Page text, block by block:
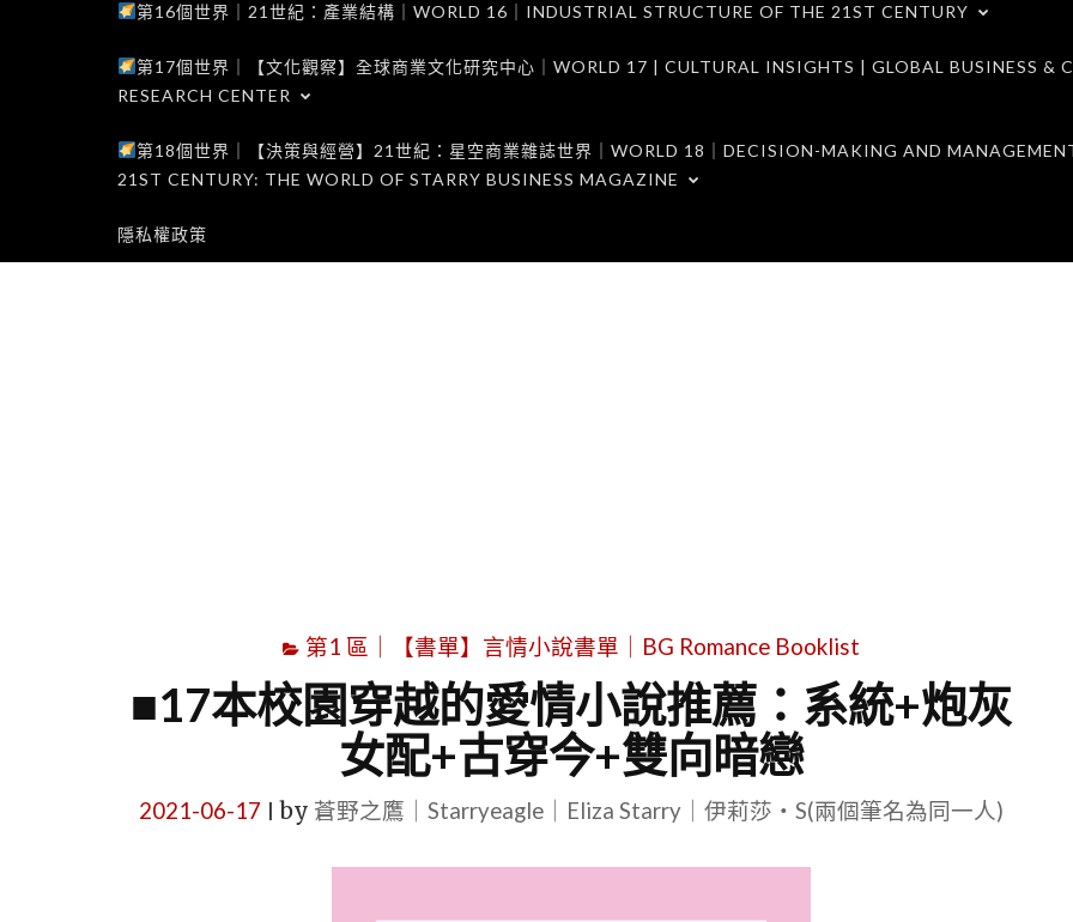
第16個世界｜21世紀：產業結構｜WORLD 16｜INDUSTRIAL STRUCTURE OF THE 21ST CENTURY
第17個世界｜【文化觀察】全球商業文化研究中心｜WORLD 17 | CULTURAL INSIGHTS | GLOBAL BUSINESS &
RESEARCH CENTER
第18個世界｜【決策與經營】21世紀：星空商業雜誌世界｜WORLD 18｜DECISION-MAKING AND
21ST CENTURY: THE WORLD OF STARRY BUSINESS MAGAZINE
隱私權政策
第1 區｜【書單】言情小說書單｜BG Romance Booklist
■17本校園穿越的愛情小說推薦：系統+炮灰
女配+古穿今+雙向暗戀
2021-06-17 by 蒼野之鷹｜Starryeagle｜Eliza Starry｜伊莉莎・S(兩個筆名為同一人)